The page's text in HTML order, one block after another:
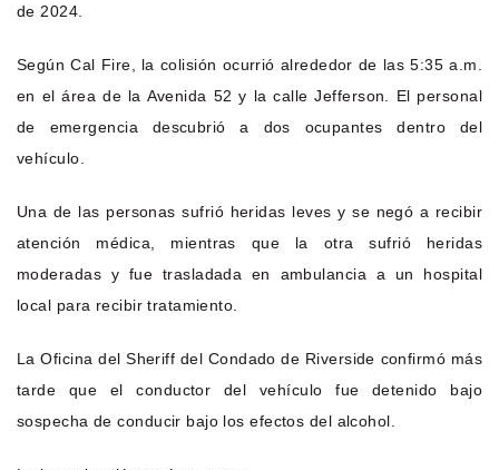
de 2024.
Según Cal Fire, la colisión ocurrió alrededor de las 5:35 a.m.
en el área de la Avenida 52 y la calle Jefferson. El personal
de emergencia descubrió a dos ocupantes dentro del
vehículo.
Una de las personas sufrió heridas leves y se negó a recibir
atención médica, mientras que la otra sufrió heridas
moderadas y fue trasladada en ambulancia a un hospital
local para recibir tratamiento.
La Oficina del Sheriff del Condado de Riverside confirmó más
tarde que el conductor del vehículo fue detenido bajo
sospecha de conducir bajo los efectos del alcohol.